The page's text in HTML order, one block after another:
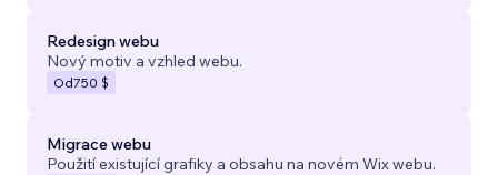
Redesign webu
Nový motiv a vzhled webu.
Od750 $
Migrace webu
Použití existující grafiky a obsahu na novém Wix webu.